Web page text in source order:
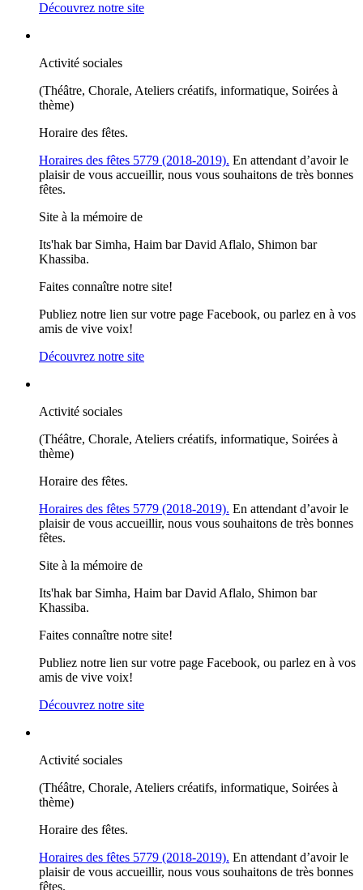
Découvrez notre site
Activité sociales
(Théâtre, Chorale, Ateliers créatifs, informatique, Soirées à
thème)
Horaire des fêtes.
Horaires des fêtes 5779 (2018-2019). En attendant d’avoir le
plaisir de vous accueillir, nous vous souhaitons de très bonnes
fêtes.
Site à la mémoire de
Its'hak bar Simha, Haim bar David Aflalo, Shimon bar
Khassiba.
Faites connaître notre site!
Publiez notre lien sur votre page Facebook, ou parlez en à vos
amis de vive voix!
Découvrez notre site
Activité sociales
(Théâtre, Chorale, Ateliers créatifs, informatique, Soirées à
thème)
Horaire des fêtes.
Horaires des fêtes 5779 (2018-2019). En attendant d’avoir le
plaisir de vous accueillir, nous vous souhaitons de très bonnes
fêtes.
Site à la mémoire de
Its'hak bar Simha, Haim bar David Aflalo, Shimon bar
Khassiba.
Faites connaître notre site!
Publiez notre lien sur votre page Facebook, ou parlez en à vos
amis de vive voix!
Découvrez notre site
Activité sociales
(Théâtre, Chorale, Ateliers créatifs, informatique, Soirées à
thème)
Horaire des fêtes.
Horaires des fêtes 5779 (2018-2019). En attendant d’avoir le
plaisir de vous accueillir, nous vous souhaitons de très bonnes
fêtes.